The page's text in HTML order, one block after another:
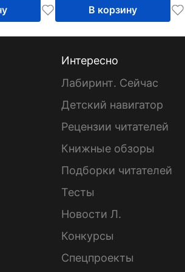
В корзину
Интересно
Лабиринт. Сейчас
Детский навигатор
Рецензии читателей
Книжные обзоры
Подборки читателей
Тесты
Новости Л.
Конкурсы
Спецпроекты